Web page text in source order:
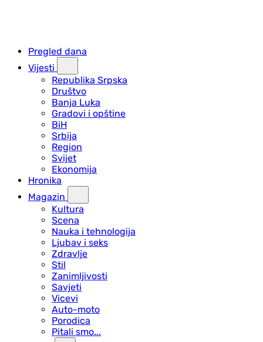
Pregled dana
Vijesti
Republika Srpska
Društvo
Banja Luka
Gradovi i opštine
BiH
Srbija
Region
Svijet
Ekonomija
Hronika
Magazin
Kultura
Scena
Nauka i tehnologija
Ljubav i seks
Zdravlje
Stil
Zanimljivosti
Savjeti
Vicevi
Auto-moto
Porodica
Pitali smo...